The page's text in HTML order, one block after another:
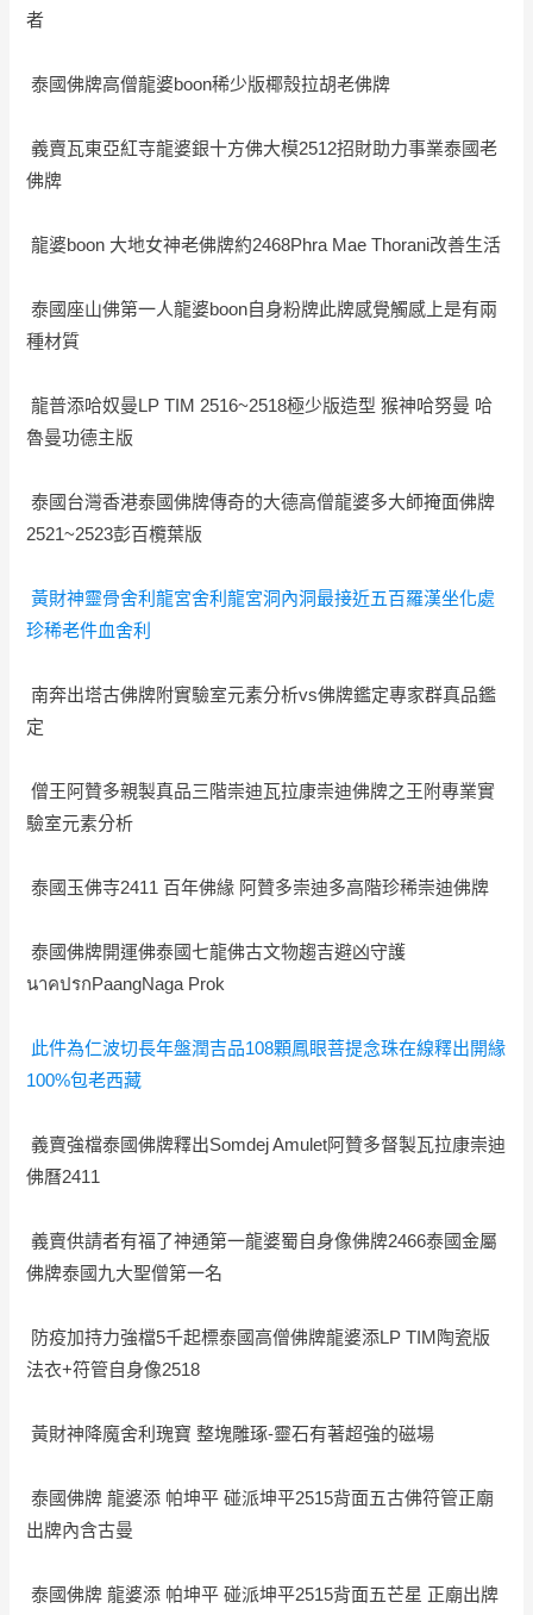
者
泰國佛牌高僧龍婆boon稀少版椰殼拉胡老佛牌
義賣瓦東亞紅寺龍婆銀十方佛大模2512招財助力事業泰國老
佛牌
龍婆boon 大地女神老佛牌約2468Phra Mae Thorani改善生活
泰國座山佛第一人龍婆boon自身粉牌此牌感覺觸感上是有兩
種材質
龍普添哈奴曼LP TIM 2516~2518極少版造型 猴神哈努曼 哈
魯曼功德主版
泰國台灣香港泰國佛牌傳奇的大德高僧龍婆多大師掩面佛牌
2521~2523彭百欖葉版
黃財神靈骨舍利龍宮舍利龍宮洞內洞最接近五百羅漢坐化處
珍稀老件血舍利
南奔出塔古佛牌附實驗室元素分析vs佛牌鑑定專家群真品鑑
定
僧王阿贊多親製真品三階崇迪瓦拉康崇迪佛牌之王附專業實
驗室元素分析
泰國玉佛寺2411 百年佛緣 阿贊多崇迪多高階珍稀崇迪佛牌
泰國佛牌開運佛泰國七龍佛古文物趨吉避凶守護
นาคปรกPaangNaga Prok
此件為仁波切長年盤潤吉品108顆鳳眼菩提念珠在線釋出開緣
100%包老西藏
義賣強檔泰國佛牌釋出Somdej Amulet阿贊多督製瓦拉康崇迪
佛曆2411
義賣供請者有福了神通第一龍婆蜀自身像佛牌2466泰國金屬
佛牌泰國九大聖僧第一名
防疫加持力強檔5千起標泰國高僧佛牌龍婆添LP TIM陶瓷版
法衣+符管自身像2518
黃財神降魔舍利瑰寶 整塊雕琢-靈石有著超強的磁場
泰國佛牌 龍婆添 帕坤平 碰派坤平2515背面五古佛符管正廟
出牌內含古曼
泰國佛牌 龍婆添 帕坤平 碰派坤平2515背面五芒星 正廟出牌